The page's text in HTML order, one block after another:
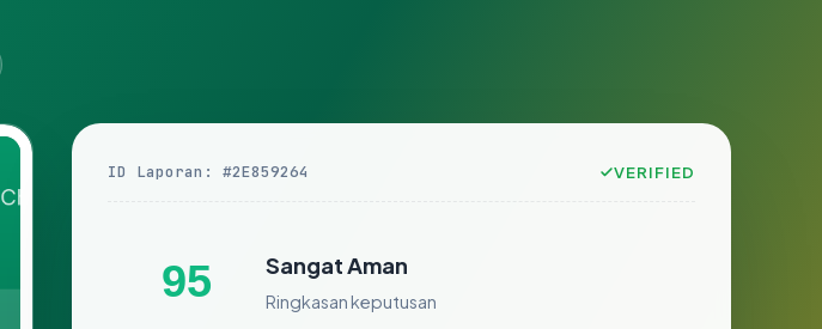
ID Laporan: #2E859264 VERIFIED
95 Sangat Aman
Ringkasan keputusan